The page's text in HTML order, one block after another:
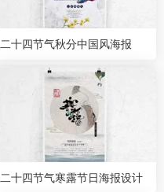
二十四节气秋分中国风海报
二十四节气寒露节日海报设计